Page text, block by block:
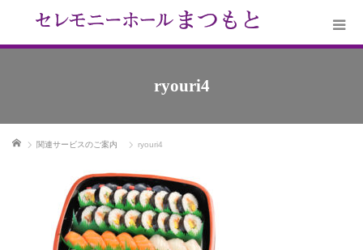
ryouri4
ホーム 関連サービスのご案内 ryouri4